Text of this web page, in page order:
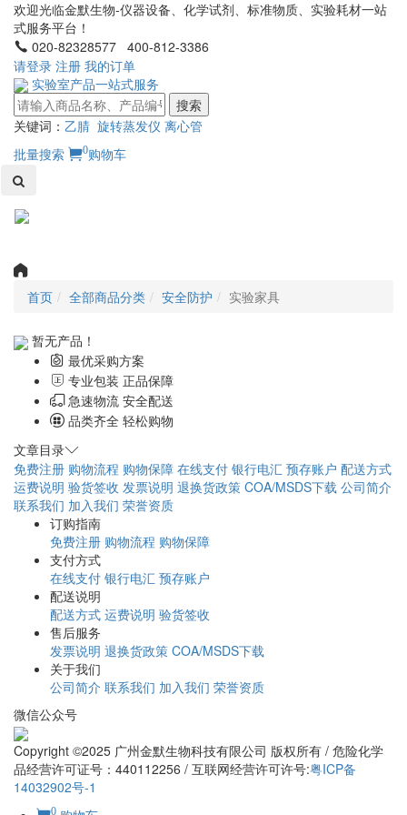
欢迎光临金默生物-仪器设备、化学试剂、标准物质、实验耗材一站
式服务平台！
020-82328577 400-812-3386
请登录 注册 我的订单
实验室产品一站式服务
搜索
关键词： 乙腈 旋转蒸发仪 离心管
批量搜索
0购物车
首页 全部商品分类 安全防护 实验家具
暂无产品！
最优采购方案
专业包装 正品保障
急速物流 安全配送
品类齐全 轻松购物
文章目录
免费注册 购物流程 购物保障 在线支付 银行电汇 预存账户 配送方式
运费说明 验货签收 发票说明 退换货政策 COA/MSDS下载 公司简介
联系我们 加入我们 荣誉资质
订购指南
免费注册 购物流程 购物保障
支付方式
在线支付 银行电汇 预存账户
配送说明
配送方式 运费说明 验货签收
售后服务
发票说明 退换货政策 COA/MSDS下载
关于我们
公司简介 联系我们 加入我们 荣誉资质
微信公众号
Copyright ©2025 广州金默生物科技有限公司 版权所有 / 危险化学
品经营许可证号：440112256 / 互联网经营许可许号:粤ICP备
14032902号-1
0